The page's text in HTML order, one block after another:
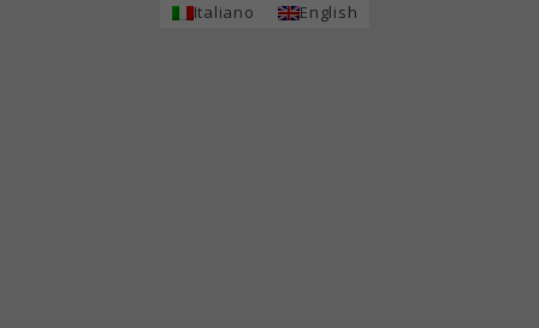
Italiano English